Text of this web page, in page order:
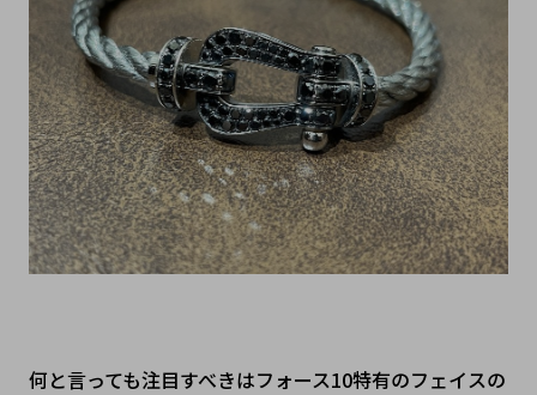
何と言っても注目すべきはフォース10特有のフェイスの